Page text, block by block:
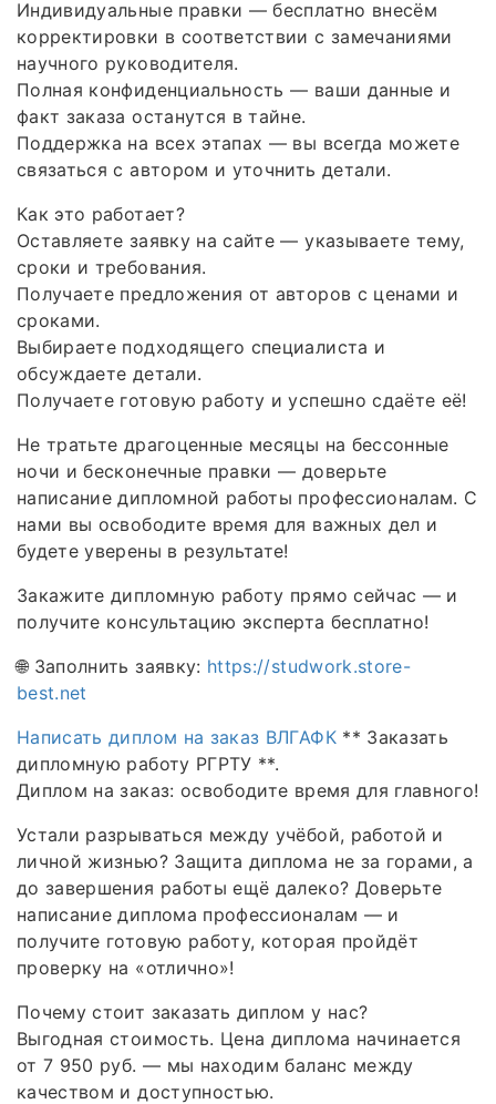
Индивидуальные правки — бесплатно внесём
корректировки в соответствии с замечаниями
научного руководителя.
Полная конфиденциальность — ваши данные и
факт заказа останутся в тайне.
Поддержка на всех этапах — вы всегда можете
связаться с автором и уточнить детали.
Как это работает?
Оставляете заявку на сайте — указываете тему,
сроки и требования.
Получаете предложения от авторов с ценами и
сроками.
Выбираете подходящего специалиста и
обсуждаете детали.
Получаете готовую работу и успешно сдаёте её!
Не тратьте драгоценные месяцы на бессонные
ночи и бесконечные правки — доверьте
написание дипломной работы профессионалам. С
нами вы освободите время для важных дел и
будете уверены в результате!
Закажите дипломную работу прямо сейчас — и
получите консультацию эксперта бесплатно!
🌐 Заполнить заявку: https://studwork.store-
best.net
Написать диплом на заказ ВЛГАФК** Заказать
дипломную работу РГРТУ **.
Диплом на заказ: освободите время для главного!
Устали разрываться между учёбой, работой и
личной жизнью? Защита диплома не за горами, а
до завершения работы ещё далеко? Доверьте
написание диплома профессионалам — и
получите готовую работу, которая пройдёт
проверку на «отлично»!
Почему стоит заказать диплом у нас?
Выгодная стоимость. Цена диплома начинается
от 7 950 руб. — мы находим баланс между
качеством и доступностью.